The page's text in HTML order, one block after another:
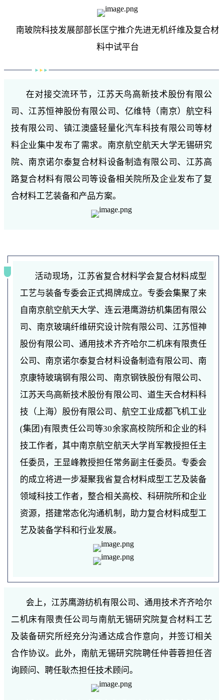
南玻院科技发展部部长匡宁推介先进无机纤维及复合材
料中试平台
在对接交流环节，江苏天鸟高新技术股份有限公
司、江苏恒神股份有限公司、亿维特（南京）航空科
技有限公司、镇江澳盛轻量化汽车科技有限公司等材
料企业集中发布了需求。南京航空航天大学无锡研究
院、南京诺尔泰复合材料设备制造有限公司、江苏高
路复合材料有限公司等设备相关院所及企业发布了复
合材料工艺装备和产品方案。
活动现场，江苏省复合材料学会复合材料成型
工艺与装备专委会正式揭牌成立。专委会集聚了来
自南京航空航天大学、连云港鹰游纺机集团有限公
司、南京玻璃纤维研究设计院有限公司、江苏恒神
股份有限公司、通用技术齐齐哈尔二机床有限责任
公司、南京诺尔泰复合材料设备制造有限公司、南
京康特玻璃钢有限公司、南京钢铁股份有限公司、
江苏天鸟高新技术股份有限公司、道生天合材料科
技（上海）股份有限公司、航空工业成都飞机工业
(集团)有限责任公司等30余家高校院所和企业的科
技工作者，其中南京航空航天大学肖军教授担任主
任委员，王显峰教授担任常务副主任委员。专委会
的成立将进一步凝聚我省复合材料成型工艺及装备
领域科技工作者，整合相关高校、科研院所和企业
资源，搭建常态化沟通机制，助力复合材料成型工
艺及装备学科和行业发展。
会上，江苏鹰游纺机有限公司、通用技术齐齐哈尔
二机床有限责任公司与南航无锡研究院复合材料工艺
及装备研究所经充分沟通达成合作意向，并签订相关
合作协议。此外，南航无锡研究院聘任仲蓉蓉担任咨
询顾问、聘任耿杰担任技术顾问。